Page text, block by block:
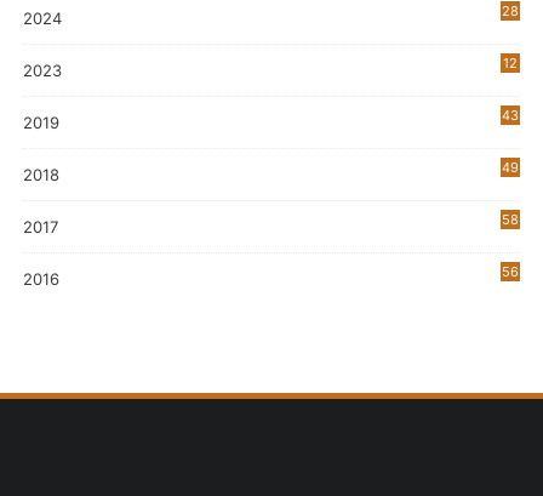
2024 28
2023
12
2019
43
2018 49
2017 58
2016 56